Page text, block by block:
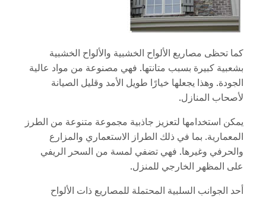
كما تحظى مصاريع الألواح الخشبية والألواح الخشبية
بشعبية كبيرة بسبب متانتها. فهي مصنوعة من مواد عالية
الجودة. وهذا يجعلها خيارًا طويل الأمد وقليل الصيانة
لأصحاب المنازل.
يمكن استخدامها لتعزيز جاذبية مجموعة متنوعة من الطرز
المعمارية. بما في ذلك الطراز الاستعماري والمزارع
والحرفي وغيرها. فهي تضفي لمسة من السحر الريفي
على المظهر الخارجي للمنزل.
أحد الجوانب السلبية المحتملة للمصاريع ذات الألواح